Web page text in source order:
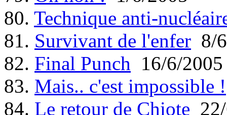
80. Technique anti-
81. Survivant de l'enfer 8/
82. Final Punch 16/6/2005
83. Mais.. c'est impossible !
84. Le retour de Chiote